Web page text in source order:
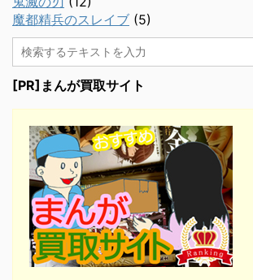
魔都精兵のスレイブ (5)
[PR]まんが買取サイト